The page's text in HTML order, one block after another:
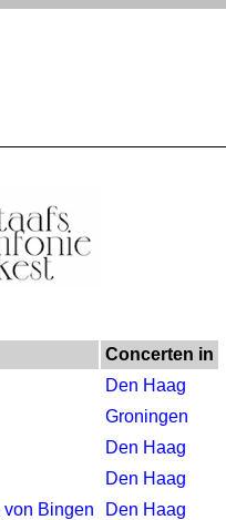
Concerten in
Den Haag
Groningen
Den Haag
Den Haag
von Bingen
Den Haag